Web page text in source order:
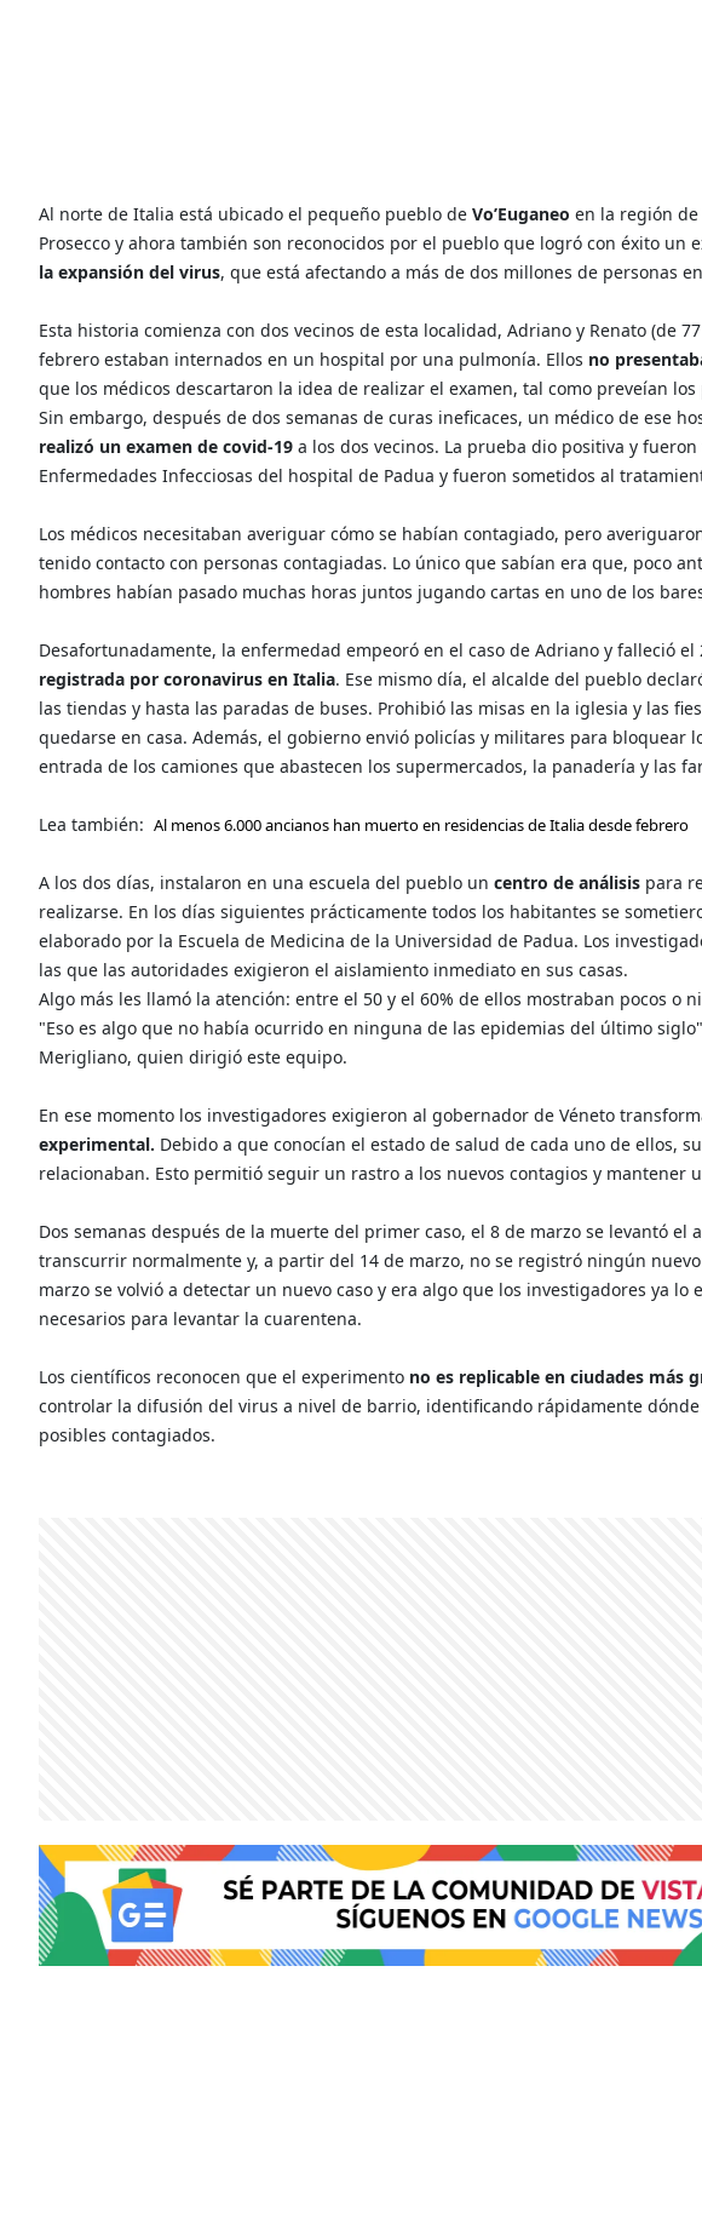
Al norte de Italia está ubicado el pequeño pueblo de Vo’Euganeo en la región de
Prosecco y ahora también son reconocidos por el pueblo que logró con éxito
la expansión del virus, que está afectando a más de dos millones de personas
Esta historia comienza con dos vecinos de esta localidad, Adriano y Renato (de
febrero estaban internados en un hospital por una pulmonía. Ellos no
que los médicos descartaron la idea de realizar el examen, tal como preveían los
Sin embargo, después de dos semanas de curas ineficaces, un médico de ese
realizó un examen de covid-19 a los dos vecinos. La prueba dio positiva y
Enfermedades Infecciosas del hospital de Padua y fueron sometidos al
Los médicos necesitaban averiguar cómo se habían contagiado, pero
tenido contacto con personas contagiadas. Lo único que sabían era que, poco
hombres habían pasado muchas horas juntos jugando cartas en uno de los
Desafortunadamente, la enfermedad empeoró en el caso de Adriano y falleció
registrada por coronavirus en Italia. Ese mismo día, el alcalde del pueblo
las tiendas y hasta las paradas de buses. Prohibió las misas en la iglesia y las
quedarse en casa. Además, el gobierno envió policías y militares para bloquear
entrada de los camiones que abastecen los supermercados, la panadería y las
Lea también: Al menos 6.000 ancianos han muerto en residencias de Italia desde febrero
A los dos días, instalaron en una escuela del pueblo un centro de análisis para
realizarse. En los días siguientes prácticamente todos los habitantes se
elaborado por la Escuela de Medicina de la Universidad de Padua. Los
las que las autoridades exigieron el aislamiento inmediato en sus casas.
Algo más les llamó la atención: entre el 50 y el 60% de ellos mostraban pocos o
"Eso es algo que no había ocurrido en ninguna de las epidemias del último
Merigliano, quien dirigió este equipo.
En ese momento los investigadores exigieron al gobernador de Véneto
experimental. Debido a que conocían el estado de salud de cada uno de ellos,
relacionaban. Esto permitió seguir un rastro a los nuevos contagios y mantener
Dos semanas después de la muerte del primer caso, el 8 de marzo se levantó el
transcurrir normalmente y, a partir del 14 de marzo, no se registró ningún
marzo se volvió a detectar un nuevo caso y era algo que los investigadores ya
necesarios para levantar la cuarentena.
Los científicos reconocen que el experimento no es replicable en ciudades más
controlar la difusión del virus a nivel de barrio, identificando rápidamente
posibles contagiados.